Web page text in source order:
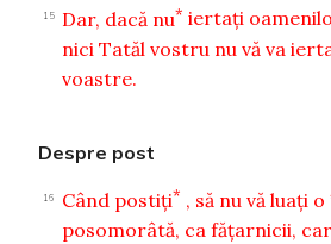
15 Dar, dacă nu* iertaţi
nici Tatăl vostru nu vă va
voastre.
Despre post
16 Când postiţi* , să nu vă luaţi
posomorâtă, ca făţarnicii,